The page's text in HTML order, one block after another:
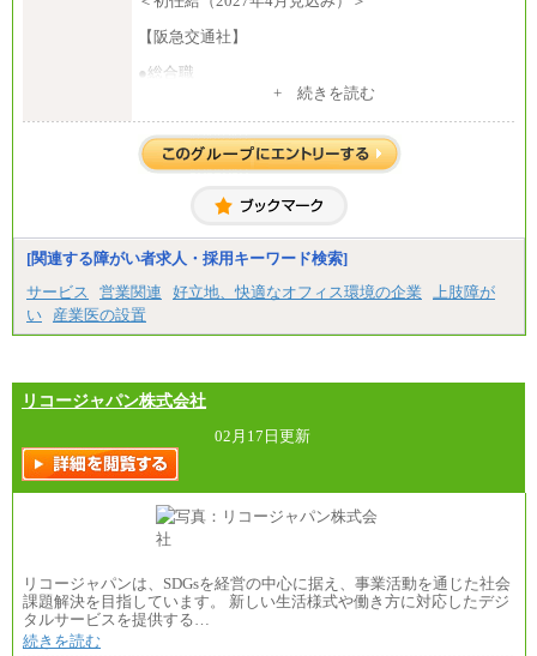
【阪急交通社】
●総合職
(※3)、239,000円(※4)、237,000円（※5）
・専門・短大卒
(※3)、218,500円(※4)、216,500円（※5）
※1…東京都、埼玉県、千葉県、神奈川県
※2…大阪府、京都府、兵庫県、滋賀県
※3…愛知県、静岡県
※4…北海道、宮城県、栃木県、群馬県、長野県、新
潟県、富山県、石川県、岡山県、広島県、山口県、
香川県、福岡県
県、福島県、山形県
・月給には一律地域手当を含んだ金額を表示
（一律地域手当：※1…36,000円、※2…33,000円、
※3…28,000円、※4…25,000円、※5…23,000円）
・試用期間中も給与変更なし
●基幹職（地域限定社員）
・大学・院卒／月給185,000 円～219,000 円 ※勤務地
により異なる。
〈大阪・兵庫〉209,000 円
〈愛知〉194,500 円 〈福岡〉1
85,000 円
+ 続きを読む
[関連する障がい者求人・採用キーワード検索]
サービス
営業関連 好立地、快適なオフィス環境の企業
上肢障が
い
産業医の設置
リコージャパン株式会社
02月17日更新
リコージャパンは、SDGsを経営の中心に据え、事業活動を通じた社会
課題解決を目指しています。 新しい生活様式や働き方に対応したデジ
タルサービスを提供する…
続きを読む